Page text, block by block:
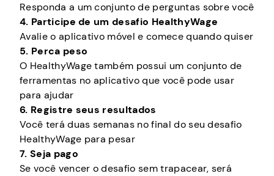
Responda a um conjunto de perguntas sobre você
4. Participe de um desafio HealthyWage
Avalie o aplicativo móvel e comece quando quiser
5. Perca peso
O HealthyWage também possui um conjunto de
ferramentas no aplicativo que você pode usar
para ajudar
6. Registre seus resultados
Você terá duas semanas no final do seu desafio
HealthyWage para pesar
7. Seja pago
Se você vencer o desafio sem trapacear, será